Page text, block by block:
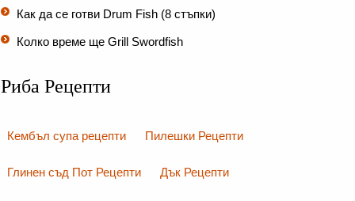
Как да се готви Drum Fish (8 стъпки)
Колко време ще Grill Swordfish
Риба Рецепти
Кембъл супа рецепти Пилешки Рецепти
Глинен съд Пот Рецепти Дък Рецепти